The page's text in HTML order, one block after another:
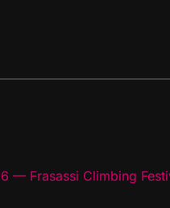
— Frasassi Climbing